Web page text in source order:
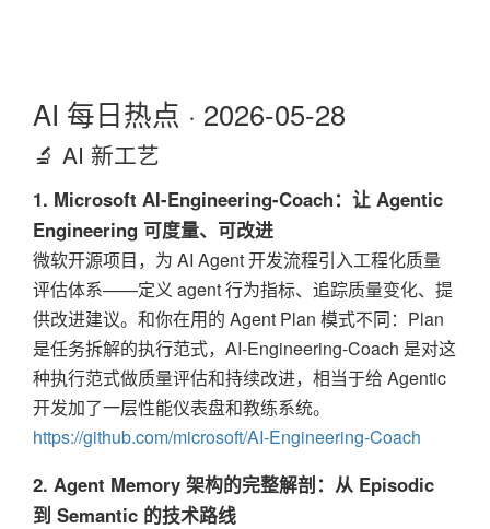
AI 每日热点 · 2026-05-28
🔬 AI 新工艺
1. Microsoft AI-Engineering-Coach：让 Agentic
Engineering 可度量、可改进
微软开源项目，为 AI Agent 开发流程引入工程化质量
评估体系——定义 agent 行为指标、追踪质量变化、提
供改进建议。和你在用的 Agent Plan 模式不同：Plan
是任务拆解的执行范式，AI-Engineering-Coach 是对这
种执行范式做质量评估和持续改进，相当于给 Agentic
开发加了一层性能仪表盘和教练系统。
https://github.com/microsoft/AI-Engineering-Coach
2. Agent Memory 架构的完整解剖：从 Episodic
到 Semantic 的技术路线